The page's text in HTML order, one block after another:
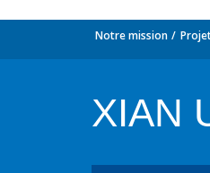
Notre mission
XIAN